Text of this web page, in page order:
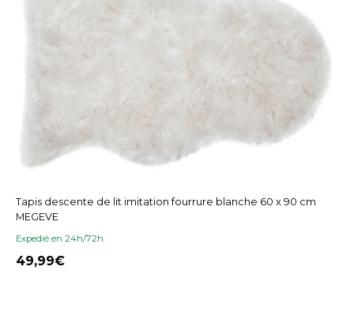
Tapis descente de lit imitation fourrure blanche 60 x 90 cm
MEGEVE
Expedié en 24h/72h
49,99